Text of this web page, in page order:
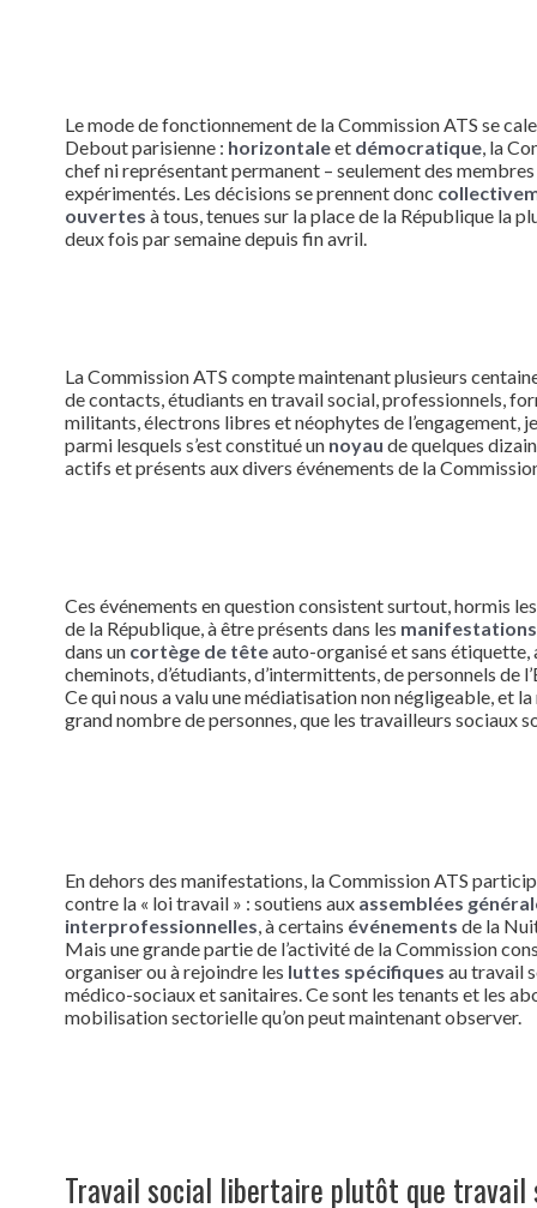
Le mode de fonctionnement de la Commission ATS se
Debout parisienne : horizontaleet démocratique, la
chef ni représentant permanent – seulement des
expérimentés. Les décisions se prennent donc
ouvertes à tous, tenues sur la place de la République la
deux fois par semaine depuis fin avril.
La Commission ATS compte maintenant plusieurs
de contacts, étudiants en travail social, professionnels,
militants, électrons libres et néophytes de l’engagement,
parmi lesquels s’est constitué un noyau de quelques
actifs et présents aux divers événements de la
Ces événements en question consistent surtout, hormis
de la République, à être présents dans les
dans un cortège de têteauto-organisé et sans étiquette,
cheminots, d’étudiants, d’intermittents, de personnels de
Ce qui nous a valu une médiatisation non négligeable, et
grand nombre de personnes, que les travailleurs sociaux
En dehors des manifestations, la Commission ATS
contre la « loi travail » : soutiens aux assemblées
interprofessionnelles, à certains événements de la
Mais une grande partie de l’activité de la Commission
organiser ou à rejoindre les luttes spécifiques au travail
médico-sociaux et sanitaires. Ce sont les tenants et les
mobilisation sectorielle qu’on peut maintenant observer.
Travail social libertaire plutôt que travail